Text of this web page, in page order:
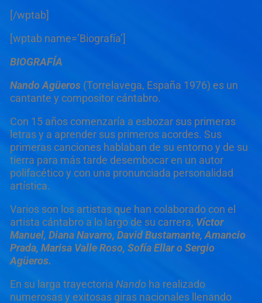
[/wptab]
[wptab name=’Biografía’]
BIOGRAFÍA
Nando Agüeros(Torrelavega, España 1976) es un
cantante y compositor cántabro.
Con 15 años comenzaría a esbozar sus primeras
letras y a aprender sus primeros acordes. Sus
primeras canciones hablaban de su entorno y de su
tierra para más tarde desembocar en un autor
polifacético y con una pronunciada personalidad
artística.
Varios son los artistas que han colaborado con el
artista cántabro a lo largo de su carrera, Víctor
Manuel, Diana Navarro, David Bustamante, Amancio
Prada, Marisa Valle Roso, Sofía Ellar o Sergio
Agüeros.
En su larga trayectoria Nando ha realizado
numerosas y exitosas giras nacionales llenando